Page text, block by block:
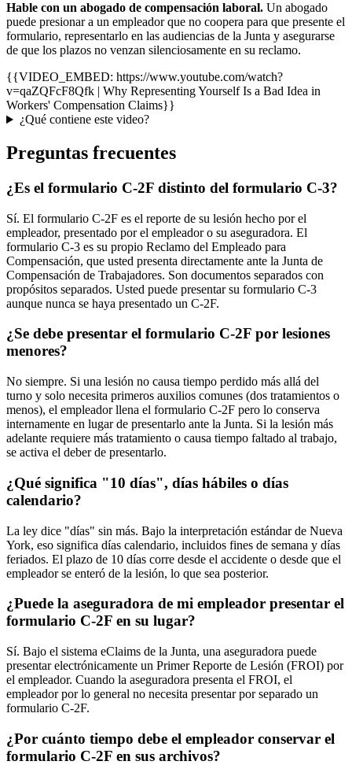
Hable con un abogado de compensación laboral. Un abogado
puede presionar a un empleador que no coopera para que presente el
formulario, representarlo en las audiencias de la Junta y asegurarse
de que los plazos no venzan silenciosamente en su reclamo.
{{VIDEO_EMBED: https://www.youtube.com/watch?
v=qaZQFcF8Qfk | Why Representing Yourself Is a Bad Idea in
Workers' Compensation Claims}}
¿Qué contiene este video?
Preguntas frecuentes
¿Es el formulario C-2F distinto del formulario C-3?
Sí. El formulario C-2F es el reporte de su lesión hecho por el
empleador, presentado por el empleador o su aseguradora. El
formulario C-3 es su propio Reclamo del Empleado para
Compensación, que usted presenta directamente ante la Junta de
Compensación de Trabajadores. Son documentos separados con
propósitos separados. Usted puede presentar su formulario C-3
aunque nunca se haya presentado un C-2F.
¿Se debe presentar el formulario C-2F por lesiones
menores?
No siempre. Si una lesión no causa tiempo perdido más allá del
turno y solo necesita primeros auxilios comunes (dos tratamientos o
menos), el empleador llena el formulario C-2F pero lo conserva
internamente en lugar de presentarlo ante la Junta. Si la lesión más
adelante requiere más tratamiento o causa tiempo faltado al trabajo,
se activa el deber de presentarlo.
¿Qué significa "10 días", días hábiles o días
calendario?
La ley dice "días" sin más. Bajo la interpretación estándar de Nueva
York, eso significa días calendario, incluidos fines de semana y días
feriados. El plazo de 10 días corre desde el accidente o desde que el
empleador se enteró de la lesión, lo que sea posterior.
¿Puede la aseguradora de mi empleador presentar el
formulario C-2F en su lugar?
Sí. Bajo el sistema eClaims de la Junta, una aseguradora puede
presentar electrónicamente un Primer Reporte de Lesión (FROI) por
el empleador. Cuando la aseguradora presenta el FROI, el
empleador por lo general no necesita presentar por separado un
formulario C-2F.
¿Por cuánto tiempo debe el empleador conservar el
formulario C-2F en sus archivos?